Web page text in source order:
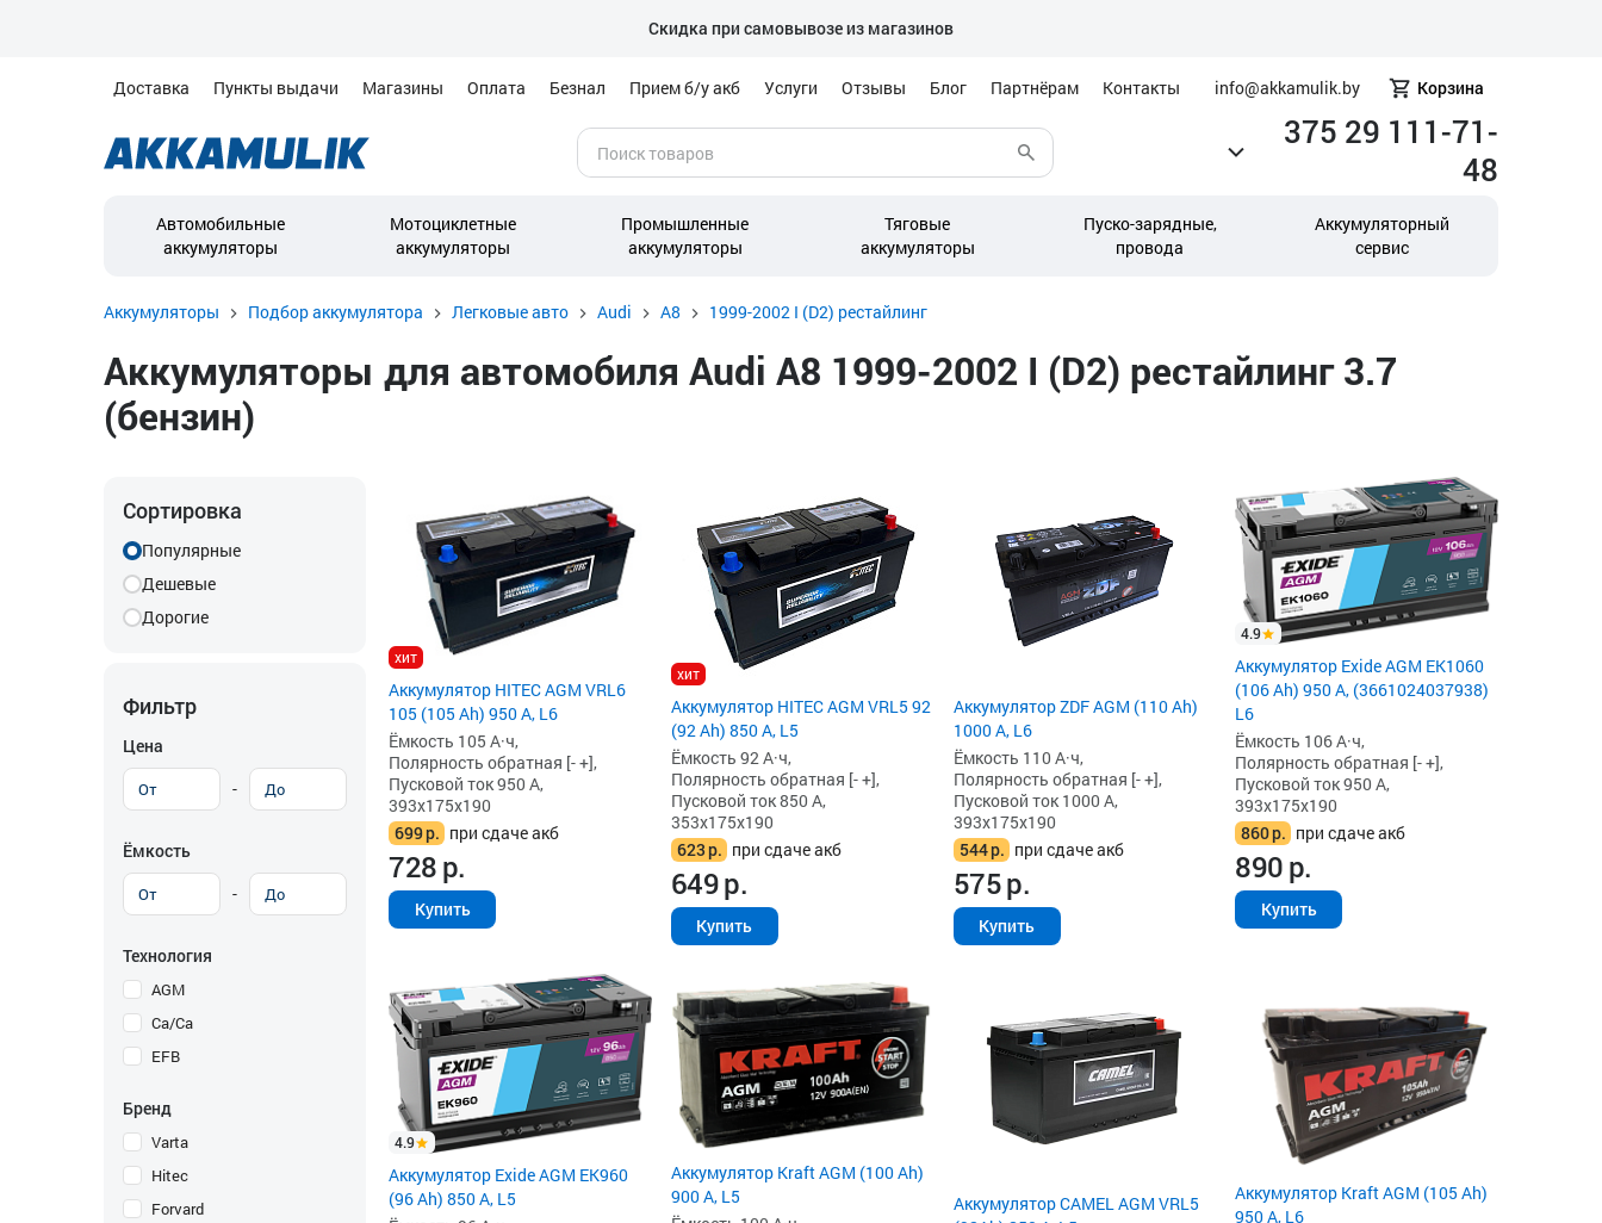
Скидка при самовывозе из магазинов
Доставка Пункты выдачи Магазины Оплата Безнал Прием б/у акб Услуги Отзывы Блог Партнёрам Контакты info@akkamulik.by Корзина
375 29 111-71-
48
Автомобильные
аккумуляторы
Мотоциклетные
аккумуляторы
Промышленные
аккумуляторы
Тяговые
аккумуляторы
Пуско-зарядные,
провода
Аккумуляторный
сервис
Аккумуляторы Подбор аккумулятора Легковые авто Audi A8 1999-2002 I (D2) рестайлинг
Аккумуляторы для автомобиля Audi A8 1999-2002 I (D2) рестайлинг 3.7
(бензин)
Сортировка
Популярные
Дешевые
Дорогие
Фильтр
Цена
-
Ёмкость
-
Технология
AGM
Ca/Ca
EFB
Бренд
Varta
Hitec
Forvard
хит
Аккумулятор HITEC AGM VRL6
105 (105 Ah) 950 А, L6
Ёмкость 105 А·ч,
Полярность обратная [- +],
Пусковой ток 950 А,
393x175x190
699р. при сдаче акб
728р.
Купить
хит
Аккумулятор HITEC AGM VRL5 92
(92 Ah) 850 А, L5
Ёмкость 92 А·ч,
Полярность обратная [- +],
Пусковой ток 850 А,
353x175x190
623р. при сдаче акб
649р.
Купить
Аккумулятор ZDF AGM (110 Ah)
1000 А, L6
Ёмкость 110 А·ч,
Полярность обратная [- +],
Пусковой ток 1000 А,
393x175x190
544р. при сдаче акб
575р.
Купить
4.9
Аккумулятор Exide AGM EK1060
(106 Ah) 950 А, (3661024037938)
L6
Ёмкость 106 А·ч,
Полярность обратная [- +],
Пусковой ток 950 А,
393x175x190
860р. при сдаче акб
890р.
Купить
4.9
Аккумулятор Exide AGM EK960
(96 Ah) 850 А, L5
Аккумулятор Kraft AGM (100 Ah)
900 А, L5
Аккумулятор CAMEL AGM VRL5
Аккумулятор Kraft AGM (105 Ah)
950 А, L6